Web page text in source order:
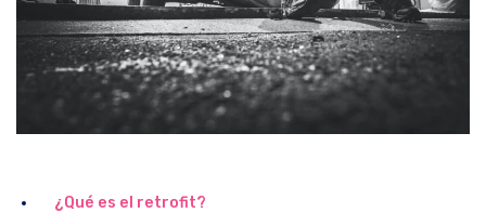
¿Qué es el retrofit?